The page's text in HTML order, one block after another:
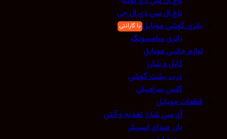
تاچ ال سی دی ال جی
باتری گوشی موبایل
باتری سامسونگ
لوازم جانبی موبایل
کابل و شارژ
درب پشت گوشی
گلس سرامیکی
قطعات موبایل
آی سی شارژ تغذیه و آنتن
بازر صدای اسپیکر